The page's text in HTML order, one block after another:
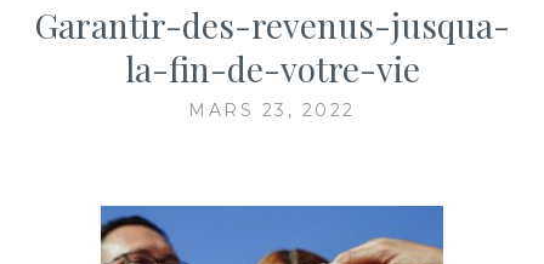
Garantir-des-revenus-jusqua-
la-fin-de-votre-vie
MARS 23, 2022